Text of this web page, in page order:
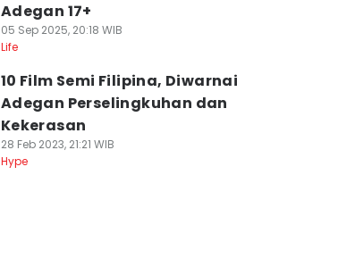
Adegan 17+
05 Sep 2025, 20:18 WIB
Life
10 Film Semi Filipina, Diwarnai
Adegan Perselingkuhan dan
Kekerasan
28 Feb 2023, 21:21 WIB
Hype